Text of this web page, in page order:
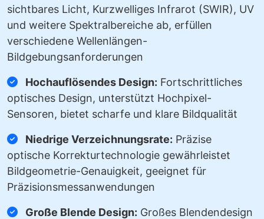
sichtbares Licht, Kurzwelliges Infrarot (SWIR), UV
und weitere Spektralbereiche ab, erfüllen
verschiedene Wellenlängen-
Bildgebungsanforderungen
Hochauflösendes Design: Fortschrittliches
optisches Design, unterstützt Hochpixel-
Sensoren, bietet scharfe und klare Bildqualität
Niedrige Verzeichnungsrate: Präzise
optische Korrekturtechnologie gewährleistet
Bildgeometrie-Genauigkeit, geeignet für
Präzisionsmessanwendungen
Große Blende Design: Großes Blendendesign